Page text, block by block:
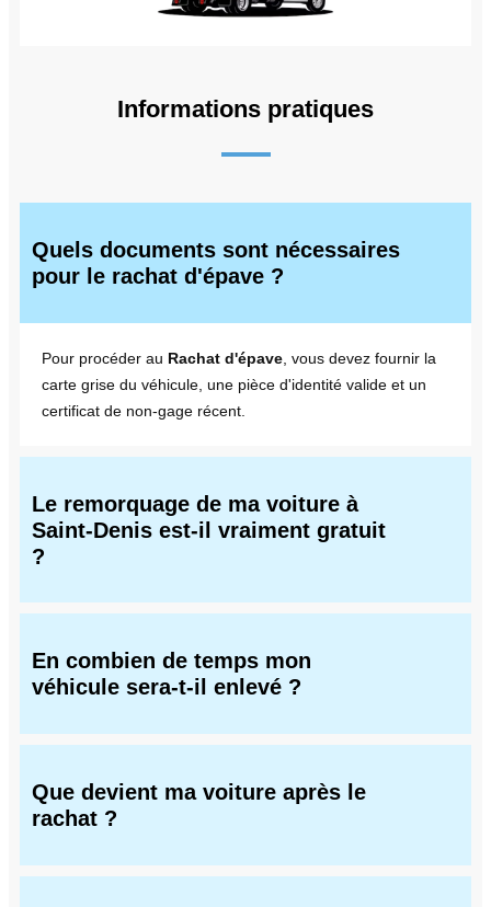
Informations pratiques
Quels documents sont nécessaires
pour le rachat d'épave ?
Pour procéder au Rachat d'épave , vous devez fournir la
carte grise du véhicule, une pièce d'identité valide et un
certificat de non-gage récent.
Le remorquage de ma voiture à
Saint-Denis est-il vraiment gratuit
?
En combien de temps mon
véhicule sera-t-il enlevé ?
Que devient ma voiture après le
rachat ?